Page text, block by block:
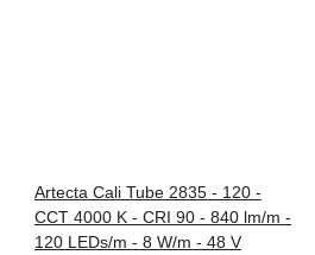
Artecta Cali Tube 2835 - 120 -
CCT 4000 K - CRI 90 - 840 lm/m -
120 LEDs/m - 8 W/m - 48 V